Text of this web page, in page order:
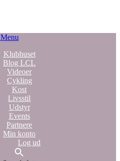
Menu
Klubhuset
Blog LCL
Videoer
Cykling
Kost
Livsstil
Udstyr
Events
Partnere
Min konto
Log ud